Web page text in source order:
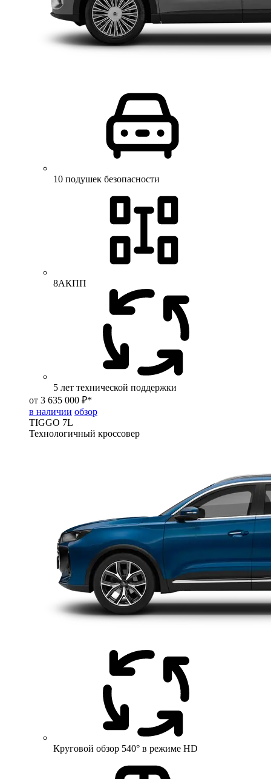
10 подушек безопасности
8АКПП
5 лет технической поддержки
от 3 635 000 ₽*
в наличии обзор
TIGGO 7L
Технологичный кроссовер
Круговой обзор 540° в режиме HD